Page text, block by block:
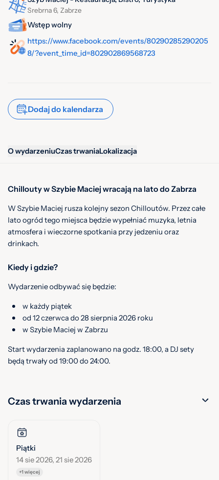
Srebrna 6, Zabrze
Wstęp wolny
https://www.facebook.com/events/80290285290205
8/?event_time_id=802902869568723
Dodaj do kalendarza
O wydarzeniuCzas trwaniaLokalizacja
Chillouty w Szybie Maciej wracają na lato do Zabrza
W Szybie Maciej rusza kolejny sezon Chilloutów. Przez całe
lato ogród tego miejsca będzie wypełniać muzyka, letnia
atmosfera i wieczorne spotkania przy jedzeniu oraz
drinkach.
Kiedy i gdzie?
Wydarzenie odbywać się będzie:
w każdy piątek
od 12 czerwca do 28 sierpnia 2026 roku
w Szybie Maciej w Zabrzu
Start wydarzenia zaplanowano na godz. 18:00, a DJ sety
będą trwały od 19:00 do 24:00.
Czas trwania wydarzenia
Piątki
14 sie 2026, 21 sie 2026
+1 więcej